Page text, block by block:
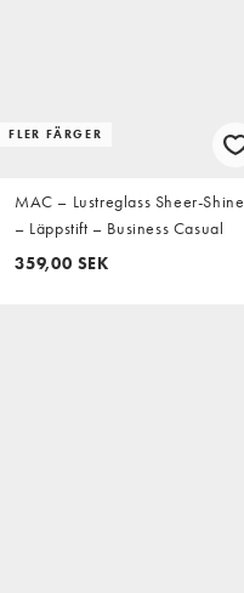
FLER FÄRGER
MAC – Lustreglass Sheer-Shine
– Läppstift – Business Casual
359,00 SEK